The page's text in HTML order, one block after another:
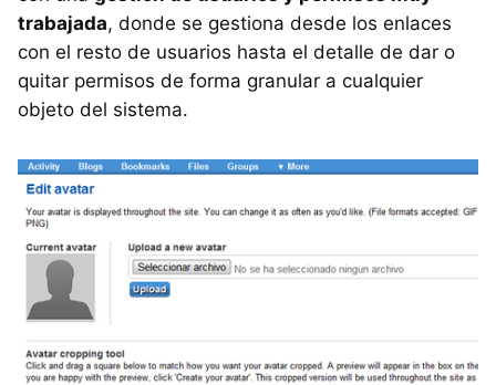
trabajada, donde se gestiona desde los enlaces
con el resto de usuarios hasta el detalle de dar o
quitar permisos de forma granular a cualquier
objeto del sistema.